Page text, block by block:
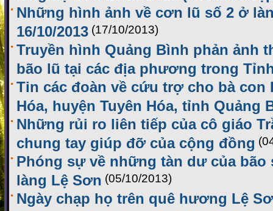
Những hình ảnh về cơn lũ số 2 ở
16/10/2013 (17/10/2013)
Truyền hình Quảng Bình phản ảnh
bão lũ tại các địa phương trong
Tin các đoàn về cứu trợ cho bà con
Hóa, huyện Tuyên Hóa, tỉnh Quảng
Những rủi ro liên tiếp của cô giáo
chung tay giúp đỡ của cộng đồng
Phóng sự về những tàn dư của bão
làng Lệ Sơn (05/10/2013)
Ngày chạp họ trên quê hương Lệ